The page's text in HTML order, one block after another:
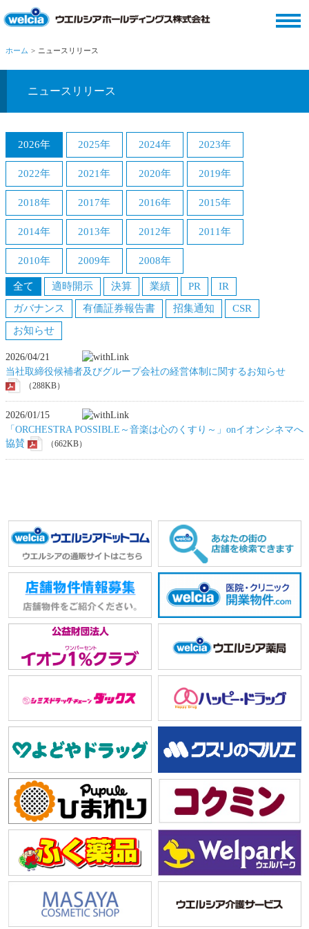
ホーム ニュースリリース
ニュースリリース
2026年 2025年 2024年 2023年
2022年 2021年 2020年 2019年
2018年 2017年 2016年 2015年
2014年 2013年 2012年 2011年
2010年 2009年 2008年
全て 適時開示 決算 業績 PR
IR
ガバナンス
有価証券報告書 招集通知
CSR
お知らせ
2026/04/21
当社取締役候補者及びグループ会社の経営体制に関するお知らせ
（288KB）
2026/01/15
「ORCHESTRA POSSIBLE～音楽は心のくすり～」onイオンシネマへ
協賛
（662KB）